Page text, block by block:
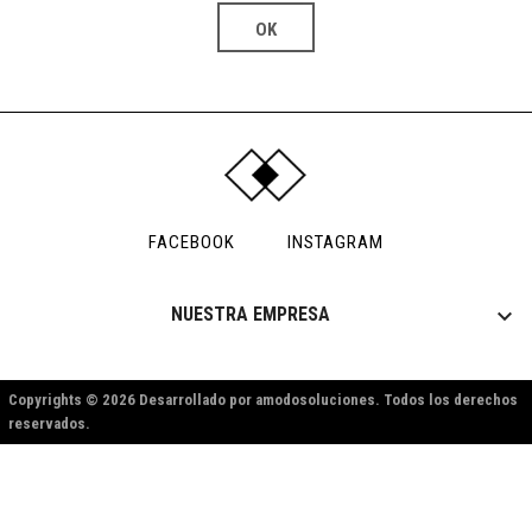
FACEBOOK INSTAGRAM
NUESTRA EMPRESA 
Copyrights © 2026 Desarrollado por amodosoluciones. Todos los derechos
reservados.